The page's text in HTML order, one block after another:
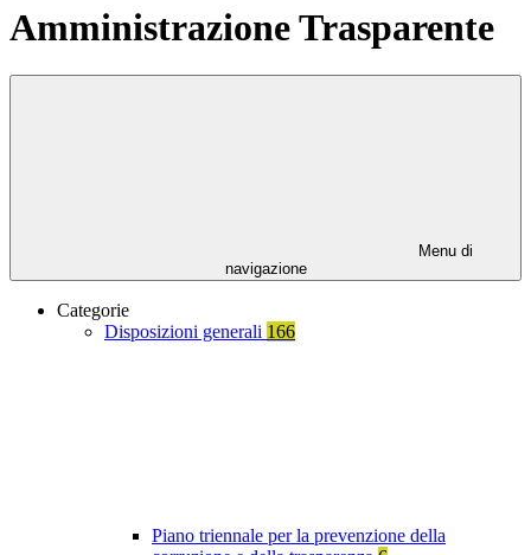
Amministrazione Trasparente
Menu di
navigazione
Categorie
Disposizioni generali 166
Piano triennale per la prevenzione della